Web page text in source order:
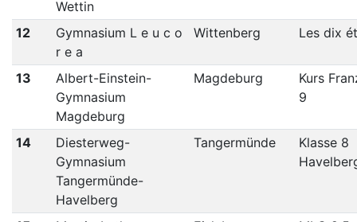
Wettin
12
Gymnasium L e u c o
r e a
Wittenberg Les dix
13
Albert-Einstein-
Gymnasium
Magdeburg
Magdeburg
Kurs
9
14
Diesterweg-
Gymnasium
Tangermünde-
Havelberg
Tangermünde
Klasse 8